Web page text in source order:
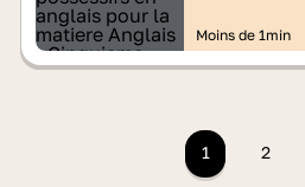
Moins de 1min
1 2